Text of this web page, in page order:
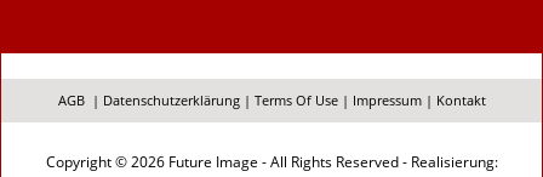
AGB | Datenschutzerklärung| Terms Of Use| Impressum| Kontakt
Copyright © 2026 Future Image - All Rights Reserved - Realisierung: